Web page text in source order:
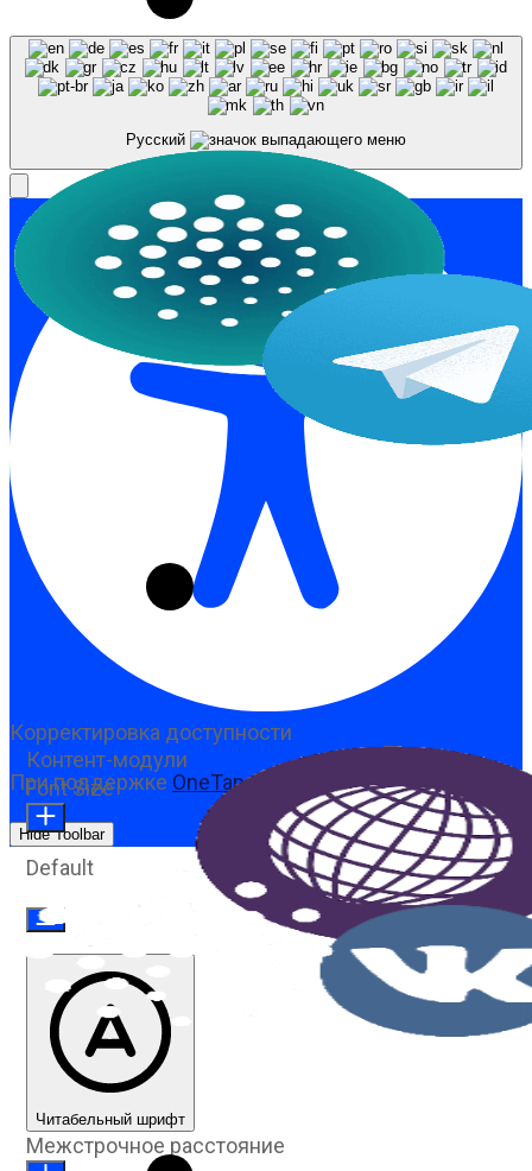
Русский
Корректировка доступности
При поддержке OneTap
Hide Toolbar
Контент-модули
Font Size
Default
Читабельный шрифт
Межстрочное расстояние